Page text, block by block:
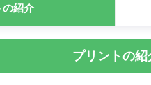
の紹介
プリントの紹